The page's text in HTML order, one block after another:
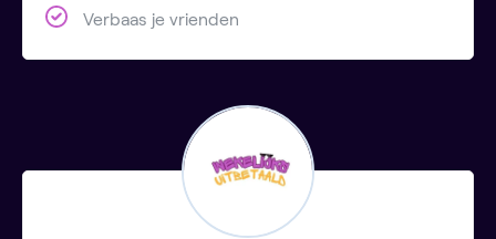
Verbaas je vrienden